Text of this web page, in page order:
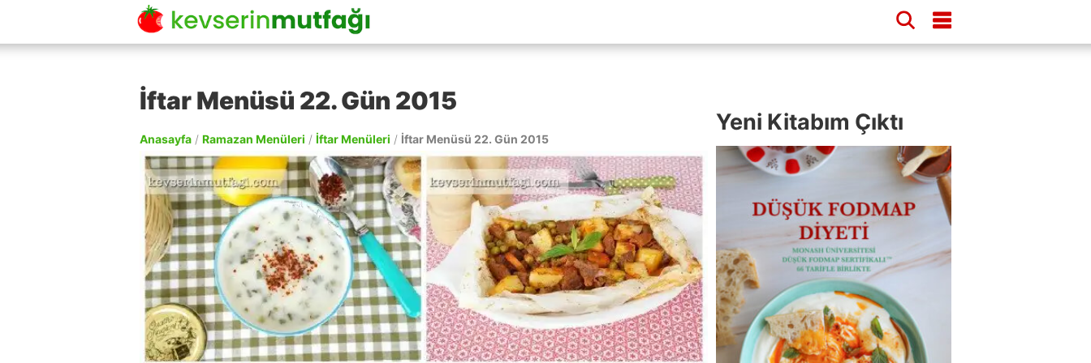
İftar Menüsü 22. Gün 2015
Anasayfa / Ramazan Menüleri / İftar Menüleri / İftar Menüsü 22. Gün 2015
Yeni Kitabım Çıktı